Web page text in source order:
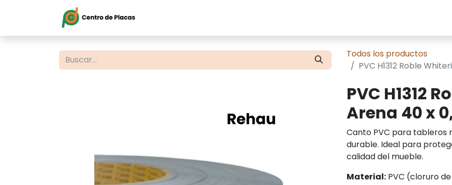
Todos los productos
PVC H1312 Roble
PVC H1312
Arena 40 x
Canto PVC para tableros
durable. Ideal para
calidad del mueble.
Material: PVC (cloruro